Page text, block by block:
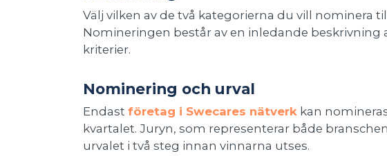
Välj vilken av de två kategorierna du vill nominera
Nomineringen består av en inledande beskrivning
kriterier.
Nominering och urval
Endast företag i Swecares nätverkkan
kvartalet. Juryn, som representerar både
urvalet i två steg innan vinnarna utses.